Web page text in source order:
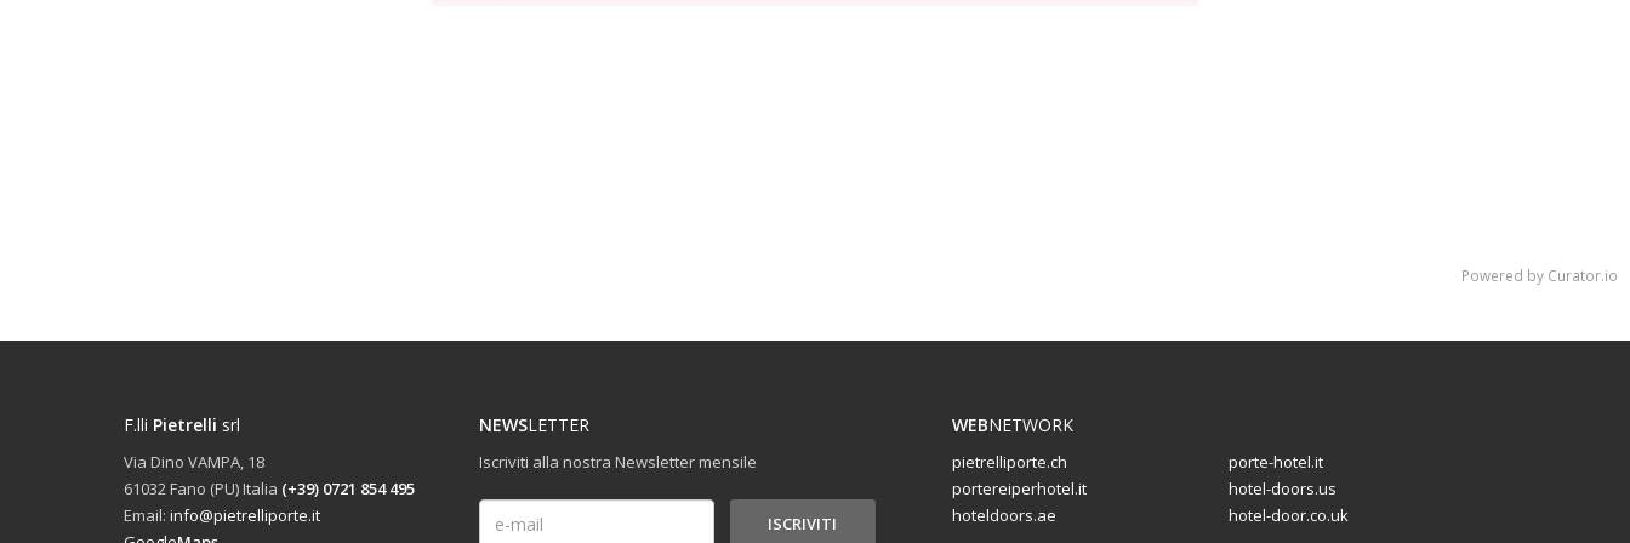
Powered by Curator.io
F.lli Pietrelli srl
Via Dino VAMPA, 18
61032 Fano (PU) Italia (+39) 0721 854 495
Email: info@pietrelliporte.it
NEWSLETTER
Iscriviti alla nostra Newsletter mensile
WEBNETWORK
pietrelliporte.ch
porte-hotel.it
portereiperhotel.it
hotel-doors.us
hoteldoors.ae
hotel-door.co.uk